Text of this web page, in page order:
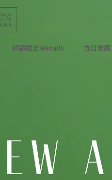
通路限定 Retails 食日靈